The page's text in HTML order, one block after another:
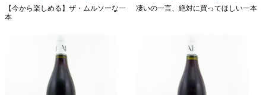
【今から楽しめる】ザ・ムルソーな一
本
凄いの一言、絶対に買ってほしい一本